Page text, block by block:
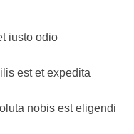
iusto odio
est et expedita
nobis est eligendi